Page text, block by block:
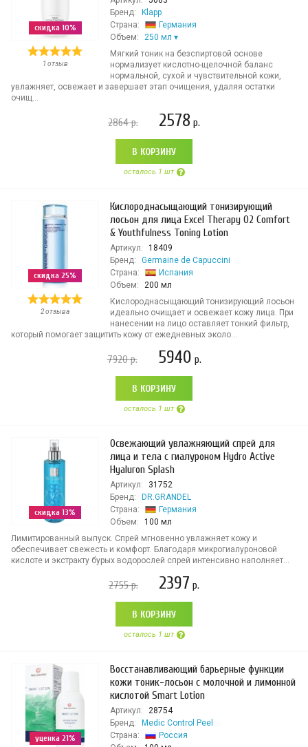
скидка 10%
1 отзыв
Бренд:
Klapp
Страна:
Германия
Объем:
250 мл
Мягкий тоник на безспиртовой основе
нормализует кислотно-щелочной баланс
нормальной, сухой и чувствительной кожи,
увлажняет, освежает и завершает этап очищения, удаляя остатки
очищ...
2864р. 2578 р.
В КОРЗИНУ
осталось 1 шт
скидка 25%
2 отзыва
Кислороднасыщающий тонизирующий
лосьон для лица Excel Therapy O2 Comfort
& Youthfulness Toning Lotion
Артикул:
18409
Бренд:
Germaine de Capuccini
Страна:
Испания
Объем:
200 мл
Кислороднасыщающий тонизирующий лосьон
идеально очищает и освежает кожу лица. При
нанесении на лицо оставляет тонкий фильтр,
который помогает защитить кожу от ежедневных эколо...
7920р. 5940 р.
В КОРЗИНУ
осталось 1 шт
скидка 13%
Освежающий увлажняющий спрей для
лица и тела с гиалуроном Hydro Active
Hyaluron Splash
Артикул:
31752
Бренд:
DR.GRANDEL
Страна:
Германия
Объем:
100 мл
Лимитированный выпуск. Спрей мгновенно увлажняет кожу и
обеспечивает свежесть и комфорт. Благодаря микрогиалуроновой
кислоте и экстракту бурых водорослей спрей интенсивно наполняет...
2755р. 2397 р.
В КОРЗИНУ
осталось 1 шт
уценка 21%
Восстанавливающий барьерные функции
кожи тоник-лосьон с молочной и лимонной
кислотой Smart Lotion
Артикул:
28754
Бренд:
Medic Control Peel
Страна:
Россия